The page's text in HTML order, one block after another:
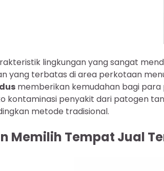
lingkungan yang sangat
yang terbatas di area perkotaan
memberikan kemudahan bagi
kontaminasi penyakit dari patogen
metode tradisional.
Memilih Tempat Jual